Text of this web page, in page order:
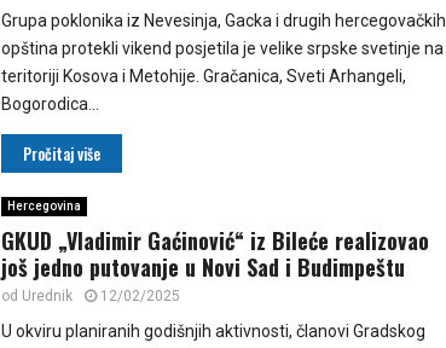
Grupa poklonika iz Nevesinja, Gacka i drugih hercegovačkih
opština protekli vikend posjetila je velike srpske svetinje na
teritoriji Kosova i Metohije. Gračanica, Sveti Arhangeli,
Bogorodica...
Pročitaj više
Hercegovina
GKUD „Vladimir Gaćinović“ iz Bileće realizovao
još jedno putovanje u Novi Sad i Budimpeštu
od Urednik 12/02/2025
U okviru planiranih godišnjih aktivnosti, članovi Gradskog